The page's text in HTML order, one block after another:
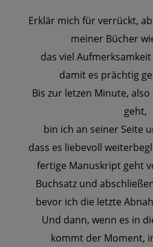
Erklär mich für verrückt,
meiner Bücher
das viel
damit es prächtig
Bis zur letzen Minute,
geht,
bin ich an seiner Seite
dass es liebevoll
fertige Manuskript geht
Buchsatz und
bevor ich die letzte
Und dann, wenn es in
kommt der Moment,